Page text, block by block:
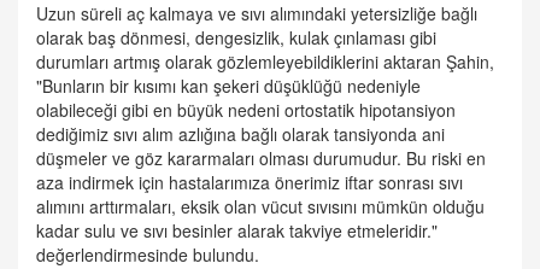
Uzun süreli aç kalmaya ve sıvı alımındaki yetersizliğe bağlı
olarak baş dönmesi, dengesizlik, kulak çınlaması gibi
durumları artmış olarak gözlemleyebildiklerini aktaran Şahin,
"Bunların bir kısımı kan şekeri düşüklüğü nedeniyle
olabileceği gibi en büyük nedeni ortostatik hipotansiyon
dediğimiz sıvı alım azlığına bağlı olarak tansiyonda ani
düşmeler ve göz kararmaları olması durumudur. Bu riski en
aza indirmek için hastalarımıza önerimiz iftar sonrası sıvı
alımını arttırmaları, eksik olan vücut sıvısını mümkün olduğu
kadar sulu ve sıvı besinler alarak takviye etmeleridir."
değerlendirmesinde bulundu.